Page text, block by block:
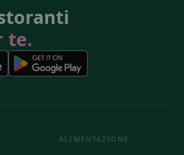
te.
ALIMENTAZIONE